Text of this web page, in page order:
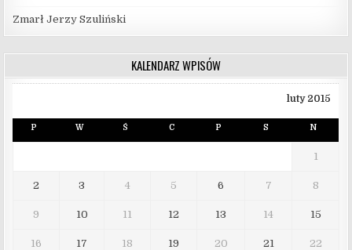
Zmarł Jerzy Szuliński
KALENDARZ WPISÓW
luty 2015
P W Ś C P S N
1
2 3 4 5 6 7 8
9 10 11 12 13 14 15
16 17 18 19 20 21 22